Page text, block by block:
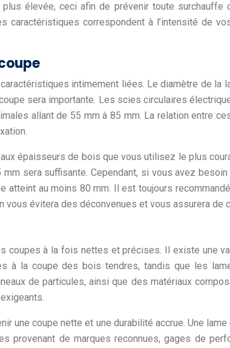
élevée, ceci afin de prévenir toute surchauffe
correspondent à l’intensité de
intimement liées. Le diamètre de la
sera importante. Les scies circulaires
allant de 55 mm à 85 mm. La relation entre
épaisseurs de bois que vous utilisez le plus
sera suffisante. Cependant, si vous avez
atteint au moins 80 mm. Il est toujours
évitera des déconvenues et vous assurera de
coupes à la fois nettes et précises. Il existe une
à la coupe des bois tendres, tandis que les
de particules, ainsi que des matériaux
une coupe nette et une durabilité accrue. Une
provenant de marques reconnues, gages de